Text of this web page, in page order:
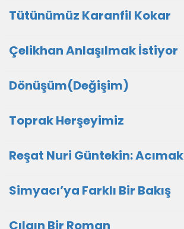
Tütünümüz Karanfil Kokar
Çelikhan Anlaşılmak İstiyor
Dönüşüm(Değişim)
Toprak Herşeyimiz
Reşat Nuri Güntekin: Acımak
Simyacı’ya Farklı Bir Bakış
Çılgın Bir Roman